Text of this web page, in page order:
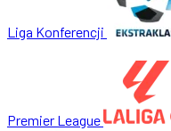
Liga Konferencji
Premier League